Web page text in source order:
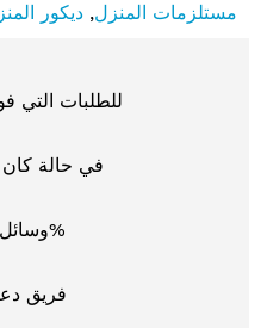
مستلزمات المنزل, ديكور
للطلبات التي فوق عن 50
في حالة
وسائل دفع أمنه ومعتمدة 100%
فريق